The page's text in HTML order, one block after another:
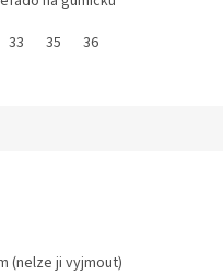
33 35 36
(nelze ji vyjmout)